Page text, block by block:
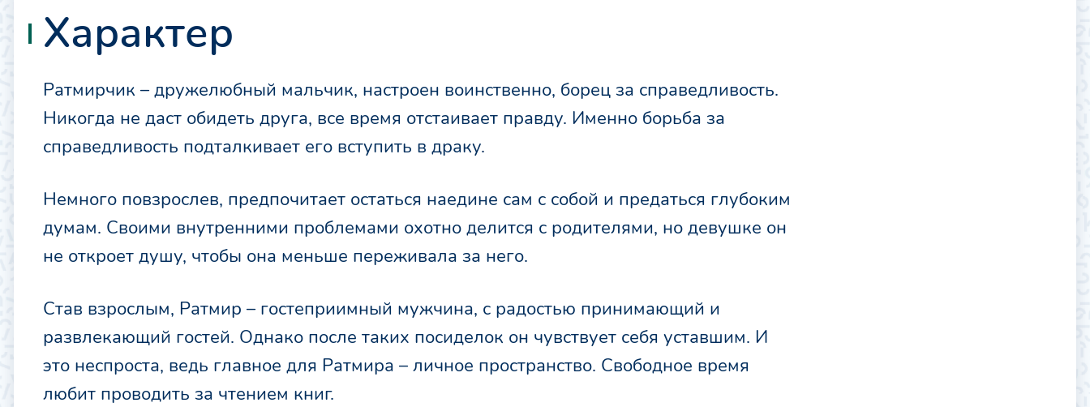
Характер
Ратмирчик – дружелюбный мальчик, настроен воинственно, борец за справедливость.
Никогда не даст обидеть друга, все время отстаивает правду. Именно борьба за
справедливость подталкивает его вступить в драку.
Немного повзрослев, предпочитает остаться наедине сам с собой и предаться глубоким
думам. Своими внутренними проблемами охотно делится с родителями, но девушке он
не откроет душу, чтобы она меньше переживала за него.
Став взрослым, Ратмир – гостеприимный мужчина, с радостью принимающий и
развлекающий гостей. Однако после таких посиделок он чувствует себя уставшим. И
это неспроста, ведь главное для Ратмира – личное пространство. Свободное время
любит проводить за чтением книг.